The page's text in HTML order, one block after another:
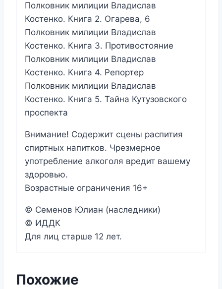
Полковник милиции Владислав
Костенко. Книга 2. Огарева, 6
Полковник милиции Владислав
Костенко. Книга 3. Противостояние
Полковник милиции Владислав
Костенко. Книга 4. Репортер
Полковник милиции Владислав
Костенко. Книга 5. Тайна Кутузовского
проспекта
Внимание! Содержит сцены распития
спиртных напитков. Чрезмерное
употребление алкоголя вредит вашему
здоровью.
Возрастные ограничения 16+
© Семенов Юлиан (наследники)
© ИДДК
Для лиц старше 12 лет.
Похожие